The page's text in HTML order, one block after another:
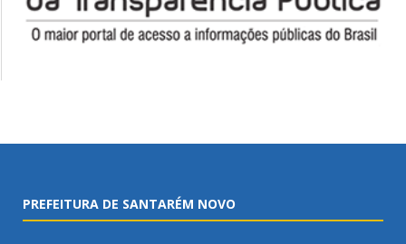
PREFEITURA DE SANTARÉM NOVO